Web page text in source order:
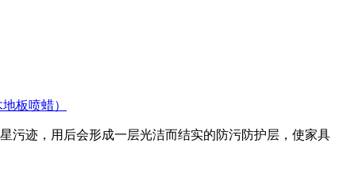
板喷蜡）
污迹，用后会形成一层光洁而结实的防污防护层，使家具